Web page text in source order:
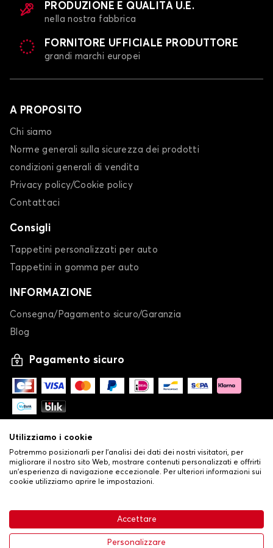
63,99 € Aggiungi al carrello
PRODUZIONE E QUALITÀ U.E.
nella nostra fabbrica
FORNITORE UFFICIALE PRODUTTORE
grandi marchi europei
A PROPOSITO
Chi siamo
Norme generali sulla sicurezza dei prodotti
condizioni generali di vendita
Privacy policy/Cookie policy
Contattaci
Consigli
Tappetini personalizzati per auto
Tappetini in gomma per auto
INFORMAZIONE
Consegna/Pagamento sicuro/Garanzia
Blog
Pagamento sicuro
Condizioni generali di vendita•
Politica sulla privacy e sui cookie•Livraison
Utilizziamo i cookie
Potremmo posizionarli per l'analisi dei dati dei nostri visitatori, per
migliorare il nostro sito Web, mostrare contenuti personalizzati e offrirti
un'esperienza di navigazione eccezionale. Per ulteriori informazioni sui
cookie utilizziamo aprire le impostazioni.
Accettare
Personalizzare